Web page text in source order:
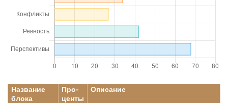
Название
блока
Про-
центы
Описание